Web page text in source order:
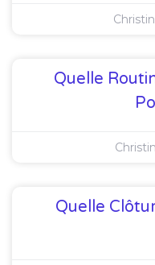
Quelle
Quelle